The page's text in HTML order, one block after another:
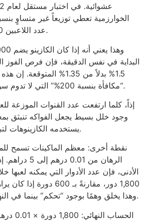
عدد اللاعبين 2,500 في نفس الوقت.
البداية في نفس الدقيقة، فإن فرص الفوز
1.5% بدلاً من 1.35%
“مكافأة بنسبة 200%” التي لا تدوم سوى 5 دقائق من الوقت.
إذاً، كلما ارتفعت عدد القنوات الموزعة
وجود خلل بسيط يجعل الفواكه تنبثق
يستخدمه الكازينوهات لتبرير تقديم “هدايا” زائفة.
نقطة أخرى: معظم الماكينات تسمح
الرهان من
وهذا يخلق وهمًا بوجود “تحكم” بينما في النهاية يظل الخسارة ثابتة.